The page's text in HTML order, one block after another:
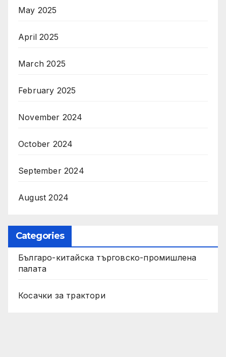
May 2025
April 2025
March 2025
February 2025
November 2024
October 2024
September 2024
August 2024
Categories
Българо-китайска търговско-промишлена
палата
Косачки за трактори